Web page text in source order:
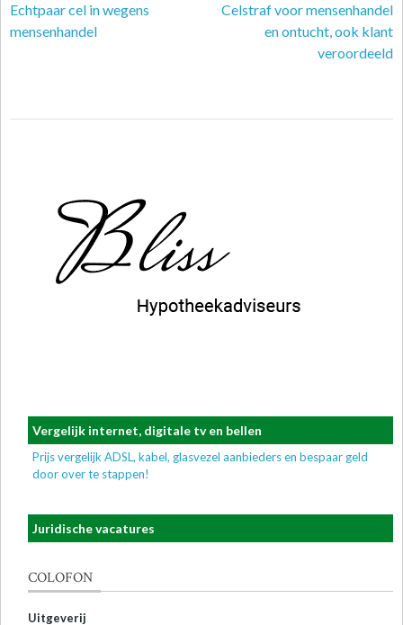
Echtpaar cel in wegens
mensenhandel
Celstraf voor mensenhandel
en ontucht, ook klant
veroordeeld
Vergelijk internet, digitale tv en bellen
Prijs vergelijk ADSL, kabel, glasvezel aanbieders en bespaar geld
door over te stappen!
Juridische vacatures
COLOFON
Uitgeverij